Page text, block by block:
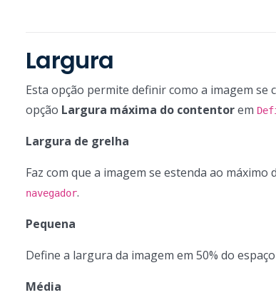
Largura
Esta opção permite definir como a imagem
opção Largura máxima do contentorem
Largura de grelha
Faz com que a imagem se estenda ao máximo
navegador.
Pequena
Define a largura da imagem em 50% do
Média